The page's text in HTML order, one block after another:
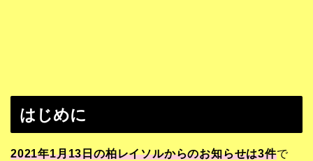
はじめに
2021年1月13日の柏レイソルからのお知らせは3件で